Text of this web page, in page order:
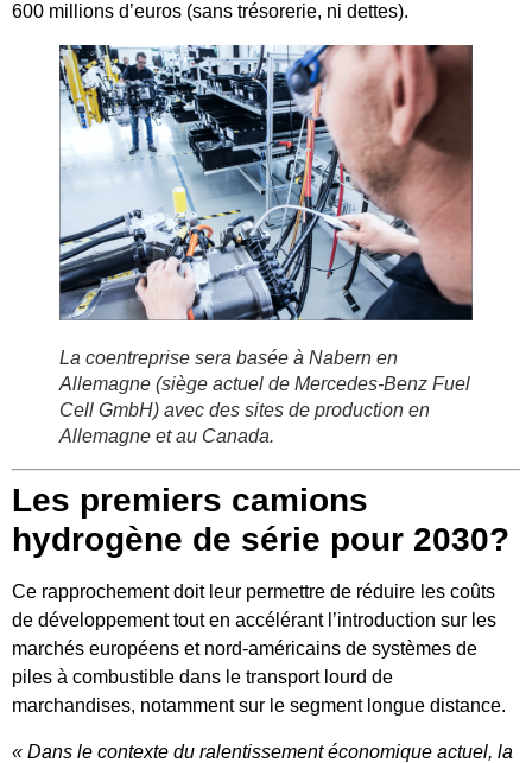
600 millions d’euros (sans trésorerie, ni dettes).
La coentreprise sera basée à Nabern en
Allemagne (siège actuel de Mercedes-Benz Fuel
Cell GmbH) avec des sites de production en
Allemagne et au Canada.
Les premiers camions
hydrogène de série pour 2030?
Ce rapprochement doit leur permettre de réduire les coûts
de développement tout en accélérant l’introduction sur les
marchés européens et nord-américains de systèmes de
piles à combustible dans le transport lourd de
marchandises, notamment sur le segment longue distance.
« Dans le contexte du ralentissement économique actuel, la